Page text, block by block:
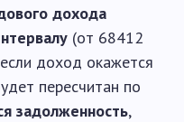
дохода
(от 68412
доход окажется
пересчитан по
задолженность,